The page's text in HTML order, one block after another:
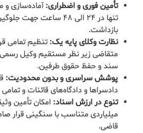
تأمین فوری و اضطراری:آماده‌سازی و
تنها در ۲۴ الی ۴۸ ساعت جهت
بازداشت.
نظارت وکلای پایه یک: تنظیم تمامی
متقاضی زیر نظر مستقیم وکیل
سند و حفظ حقوق طرفین.
پوشش سراسری و بدون محدودیت:
دادسراها و دادگاه‌های قائنات و
تنوع در ارزش اسناد: امکان تأمین
میلیاردی متناسب با سنگینی قرار
قاضی.